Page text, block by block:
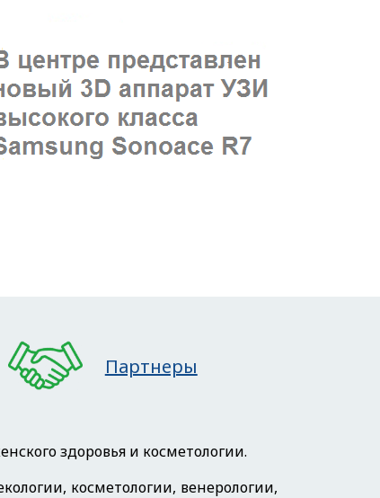
Партнеры
здоровья и косметологии.
косметологии, венерологии,